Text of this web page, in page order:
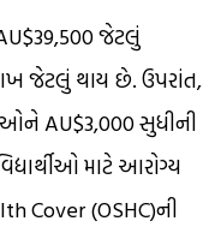
જેટલું
જેટલું થાય છે. ઉપરાંત,
AU$3,000 સુધીની
માટે આરોગ્ય
Cover (OSHC)ની